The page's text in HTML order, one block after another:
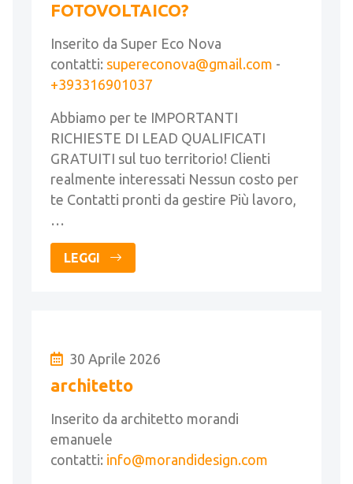
FOTOVOLTAICO?
Inserito da Super Eco Nova
contatti: supereconova@gmail.com -
+393316901037
Abbiamo per te IMPORTANTI
RICHIESTE DI LEAD QUALIFICATI
GRATUITI sul tuo territorio! Clienti
realmente interessati Nessun costo per
te Contatti pronti da gestire Più lavoro,
…
LEGGI
30 Aprile 2026
architetto
Inserito da architetto morandi
emanuele
contatti: info@morandidesign.com